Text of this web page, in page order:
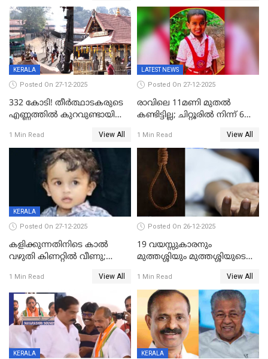
ഫേഷ്യലിന് 300 രൂപ
ആവശ്യപ്പെട്ടതിനെച്ചൊല്ലി
KERALA
Posted On 27-12-2025
332 കോടി! തീർത്ഥാടകരുടെ
എണ്ണത്തിൽ കുറവുണ്ടായിട്ടും
കുതിച്ചുയരുന്നു
1 Min Read View All
LATEST NEWS
Posted On 27-12-2025
രാവിലെ 11മണി മുതൽ
കണ്ടിട്ടില്ല; ചിറ്റൂരിൽ നിന്ന് 6
1 Min Read View All
KERALA
Posted On 27-12-2025
കളിക്കുന്നതിനിടെ കാൽ
വഴുതി കിണറ്റിൽ വീണു;
ദാരുണാന്ത്യം
1 Min Read View All
Posted On 26-12-2025
19 വയസ്സുകാരനും
മുത്തശ്ശിയും മുത്തശ്ശിയുടെ
മരിച്ചനിലയിൽ
1 Min Read View All
KERALA KERALA